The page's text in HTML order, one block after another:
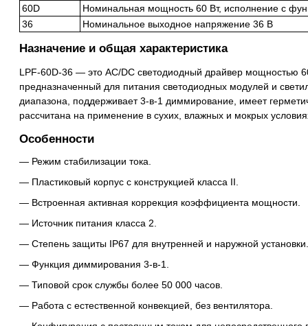
60D
Номинальная мощность 60 Вт, исполнение с
36
Номинальное выходное напряжение 36 В
Назначение и общая характеристика
LPF-60D-36 — это AC/DC светодиодный драйвер мощностью
предназначенный для питания светодиодных модулей и
диапазона, поддерживает 3-в-1 диммирование, имеет
рассчитана на применение в сухих, влажных и мокрых
Особенности
Режим стабилизации тока.
Пластиковый корпус с конструкцией класса II.
Встроенная активная коррекция коэффициента мощности.
Источник питания класса 2.
Степень защиты IP67 для внутренней и наружной установки.
Функция диммирования 3-в-1.
Типовой срок службы более 50 000 часов.
Работа с естественной конвекцией, без вентилятора.